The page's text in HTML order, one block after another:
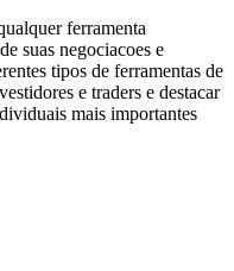
ferramenta
suas negociacoes e
tipos de ferramentas de
e traders e destacar
mais importantes